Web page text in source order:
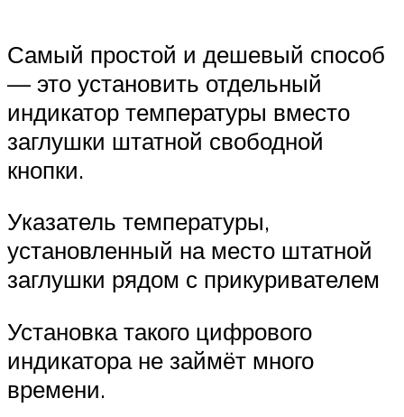
Самый простой и дешевый способ
— это установить отдельный
индикатор температуры вместо
заглушки штатной свободной
кнопки.
Указатель температуры,
установленный на место штатной
заглушки рядом с прикуривателем
Установка такого цифрового
индикатора не займёт много
времени.